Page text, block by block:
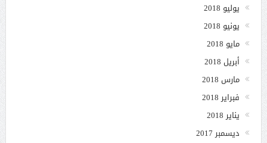
يوليو 2018
يونيو 2018
مايو 2018
أبريل 2018
مارس 2018
فبراير 2018
يناير 2018
ديسمبر 2017